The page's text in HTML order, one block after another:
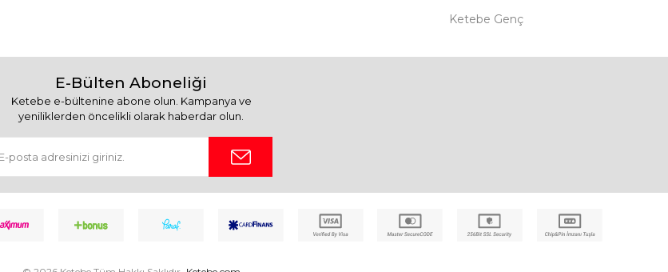
Ketebe Genç
E-Bülten Aboneliği
Ketebe e-bültenine abone olun. Kampanya ve
yeniliklerden öncelikli olarak haberdar olun.